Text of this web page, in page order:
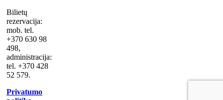
Bilietų
rezervacija:
mob. tel.
+370 630 98
498,
administracija:
tel. +370 428
52 579.
Privatumo